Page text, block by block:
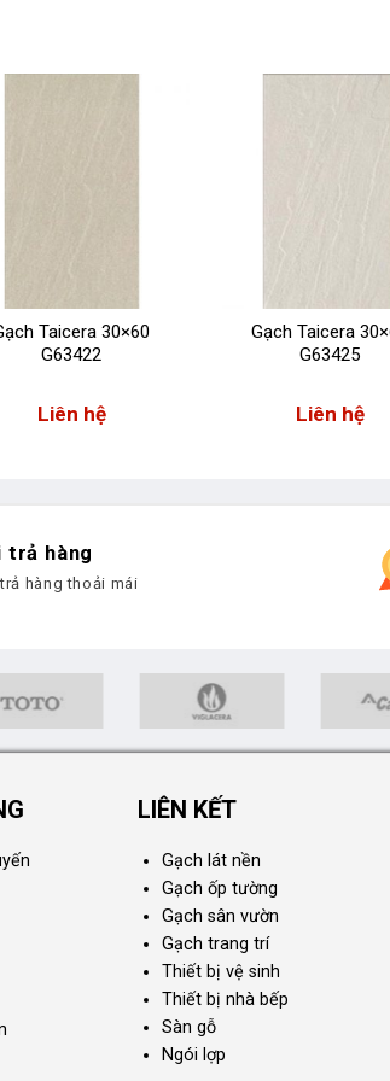
Taicera 30×60
G63422
Liên hệ
Gạch Taicera
G63425
Liên hệ
trả hàng
hàng thoải mái
LIÊN KẾT
Gạch lát nền
Gạch ốp tường
Gạch sân vườn
Gạch trang trí
Thiết bị vệ sinh
Thiết bị nhà bếp
Sàn gỗ
Ngói lợp